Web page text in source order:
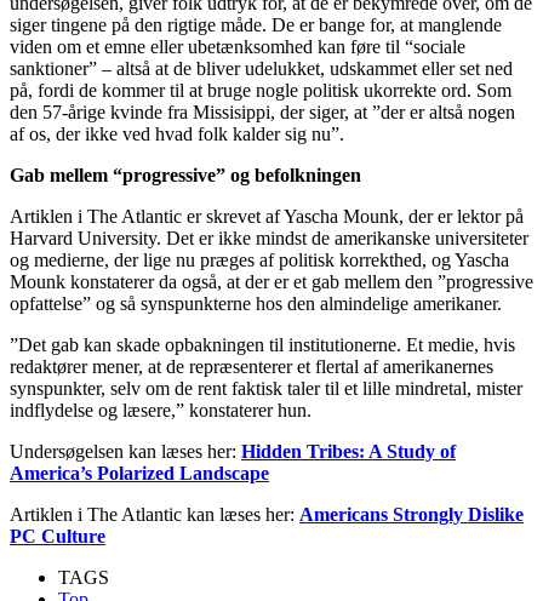
siger tingene på den rigtige måde. De er bange for, at manglende
viden om et emne eller ubetænksomhed kan føre til “sociale
sanktioner” – altså at de bliver udelukket, udskammet eller set ned
på, fordi de kommer til at bruge nogle politisk ukorrekte ord. Som
den 57-årige kvinde fra Missisippi, der siger, at ”der er altså nogen
af os, der ikke ved hvad folk kalder sig nu”.
Gab mellem “progressive” og befolkningen
Artiklen i The Atlantic er skrevet af Yascha Mounk, der er lektor på
Harvard University. Det er ikke mindst de amerikanske universiteter
og medierne, der lige nu præges af politisk korrekthed, og Yascha
Mounk konstaterer da også, at der er et gab mellem den ”progressive
opfattelse” og så synspunkterne hos den almindelige amerikaner.
”Det gab kan skade opbakningen til institutionerne. Et medie, hvis
redaktører mener, at de repræsenterer et flertal af amerikanernes
synspunkter, selv om de rent faktisk taler til et lille mindretal, mister
indflydelse og læsere,” konstaterer hun.
Undersøgelsen kan læses her: Hidden Tribes: A Study of
America’s Polarized Landscape
Artiklen i The Atlantic kan læses her: Americans Strongly Dislike
PC Culture
TAGS